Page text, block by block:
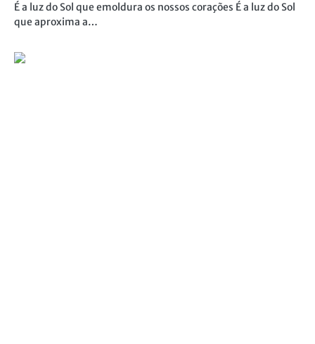
É a luz do Sol que emoldura os nossos corações É a luz do Sol
que aproxima a…